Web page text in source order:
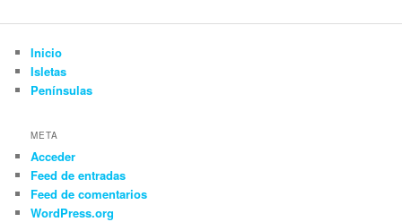
Inicio
Isletas
Penínsulas
META
Acceder
Feed de entradas
Feed de comentarios
WordPress.org